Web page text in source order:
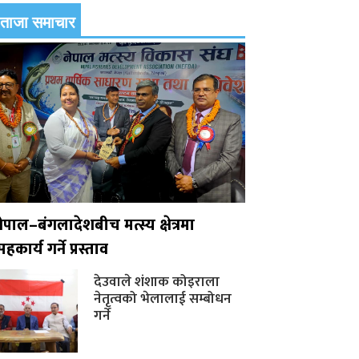
ताजा समाचार
मत्स्य क्षेत्रमा
गर्ने प्रस्ताव
देउवाले शंशाक कोइराला
नेतृत्वको भेलालाई सम्बोधन
गर्ने